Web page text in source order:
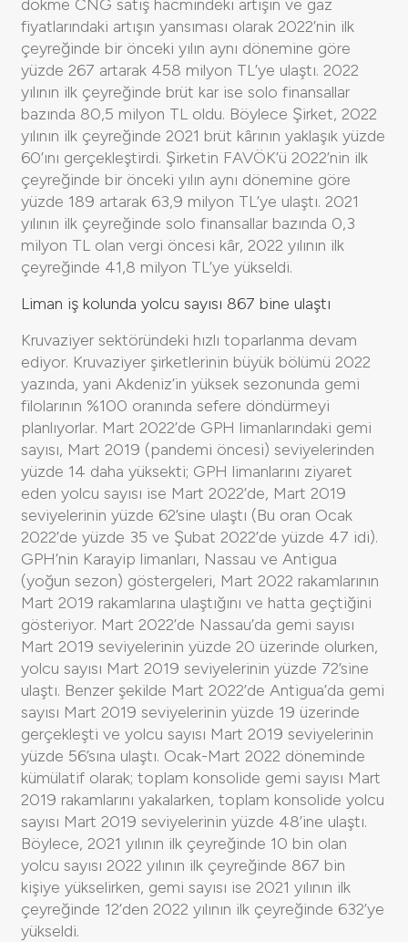
dökme CNG satış hacmindeki artışın ve gaz
fiyatlarındaki artışın yansıması olarak 2022’nin ilk
çeyreğinde bir önceki yılın aynı dönemine göre
yüzde 267 artarak 458 milyon TL’ye ulaştı. 2022
yılının ilk çeyreğinde brüt kar ise solo finansallar
bazında 80,5 milyon TL oldu. Böylece Şirket, 2022
yılının ilk çeyreğinde 2021 brüt kârının yaklaşık yüzde
60’ını gerçekleştirdi. Şirketin FAVÖK’ü 2022’nin ilk
çeyreğinde bir önceki yılın aynı dönemine göre
yüzde 189 artarak 63,9 milyon TL’ye ulaştı. 2021
yılının ilk çeyreğinde solo finansallar bazında 0,3
milyon TL olan vergi öncesi kâr, 2022 yılının ilk
çeyreğinde 41,8 milyon TL’ye yükseldi.
Liman iş kolunda yolcu sayısı 867 bine ulaştı
Kruvaziyer sektöründeki hızlı toparlanma devam
ediyor. Kruvaziyer şirketlerinin büyük bölümü 2022
yazında, yani Akdeniz’in yüksek sezonunda gemi
filolarının %100 oranında sefere döndürmeyi
planlıyorlar. Mart 2022’de GPH limanlarındaki gemi
sayısı, Mart 2019 (pandemi öncesi) seviyelerinden
yüzde 14 daha yüksekti; GPH limanlarını ziyaret
eden yolcu sayısı ise Mart 2022’de, Mart 2019
seviyelerinin yüzde 62’sine ulaştı (Bu oran Ocak
2022’de yüzde 35 ve Şubat 2022’de yüzde 47 idi).
GPH’nin Karayip limanları, Nassau ve Antigua
(yoğun sezon) göstergeleri, Mart 2022 rakamlarının
Mart 2019 rakamlarına ulaştığını ve hatta geçtiğini
gösteriyor. Mart 2022’de Nassau’da gemi sayısı
Mart 2019 seviyelerinin yüzde 20 üzerinde olurken,
yolcu sayısı Mart 2019 seviyelerinin yüzde 72’sine
ulaştı. Benzer şekilde Mart 2022’de Antigua’da gemi
sayısı Mart 2019 seviyelerinin yüzde 19 üzerinde
gerçekleşti ve yolcu sayısı Mart 2019 seviyelerinin
yüzde 56’sına ulaştı. Ocak-Mart 2022 döneminde
kümülatif olarak; toplam konsolide gemi sayısı Mart
2019 rakamlarını yakalarken, toplam konsolide yolcu
sayısı Mart 2019 seviyelerinin yüzde 48’ine ulaştı.
Böylece, 2021 yılının ilk çeyreğinde 10 bin olan
yolcu sayısı 2022 yılının ilk çeyreğinde 867 bin
kişiye yükselirken, gemi sayısı ise 2021 yılının ilk
çeyreğinde 12’den 2022 yılının ilk çeyreğinde 632’ye
yükseldi.